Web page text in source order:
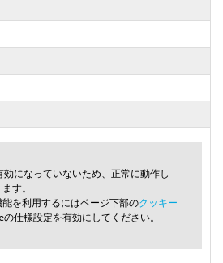
になっていないため、正常に動作し
す。
を利用するにはページ下部のクッキー
仕様設定を有効にしてください。